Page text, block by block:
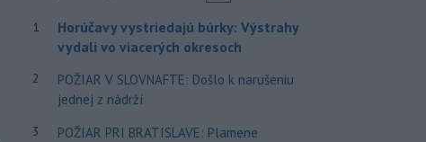
1
Horúčavy vystriedajú búrky: Výstrahy
vydali vo viacerých okresoch
2
POŽIAR V SLOVNAFTE: Došlo k narušeniu
jednej z nádrží
3
POŽIAR PRI BRATISLAVE: Plamene